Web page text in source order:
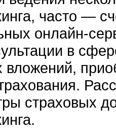
часто —
онлайн-
в
страховых